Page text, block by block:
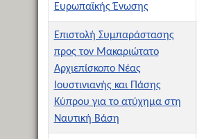
Ευρωπαϊκής Ένωσης
Επιστολή Συμπαράστασης
προς τον Μακαριώτατο
Αρχιεπίσκοπο Νέας
Ιουστινιανής και Πάσης
Κύπρου για το ατύχημα στη
Ναυτική Βάση